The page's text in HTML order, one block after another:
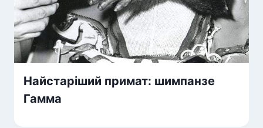
Найстаріший примат: шимпанзе
Гамма